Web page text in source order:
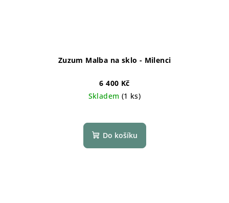
Zuzum Malba na sklo - Milenci
6 400 Kč
Skladem (1 ks)
Do košíku